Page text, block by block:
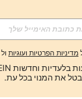
מדיניות הפרטיות ועוגיות ול